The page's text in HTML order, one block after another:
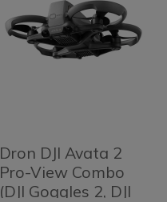
Dron DJI Avata 2
Pro-View Combo
(DJI Goggles 2, DJI